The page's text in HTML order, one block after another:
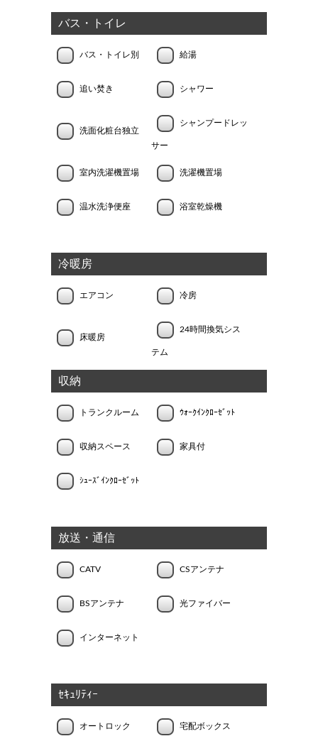
バス・トイレ
バス・トイレ別 給湯
追い焚き シャワー
洗面化粧台独立
シャンプードレッ
サー
室内洗濯機置場 洗濯機置場
温水洗浄便座 浴室乾燥機
冷暖房
エアコン 冷房
床暖房
24時間換気シス
テム
収納
トランクルーム ｳｫｰｸｲﾝｸﾛｰｾﾞｯﾄ
収納スペース 家具付
ｼｭｰｽﾞｲﾝｸﾛｰｾﾞｯﾄ
放送・通信
CATV CSアンテナ
BSアンテナ 光ファイバー
インターネット
ｾｷｭﾘﾃｨｰ
オートロック 宅配ボックス